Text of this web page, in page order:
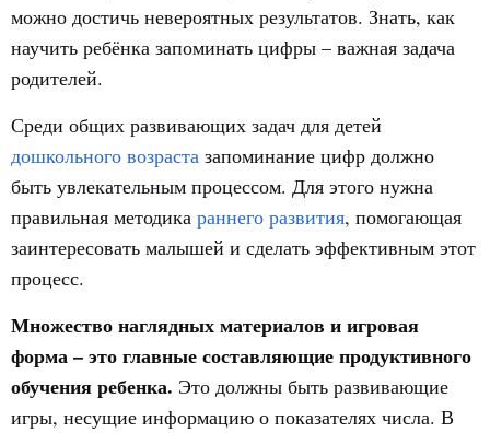
можно достичь невероятных результатов. Знать, как
научить ребёнка запоминать цифры – важная задача
родителей.
Среди общих развивающих задач для детей
дошкольного возраста запоминание цифр должно
быть увлекательным процессом. Для этого нужна
правильная методика раннего развития, помогающая
заинтересовать малышей и сделать эффективным этот
процесс.
Множество наглядных материалов и игровая
форма – это главные составляющие продуктивного
обучения ребенка. Это должны быть развивающие
игры, несущие информацию о показателях числа. В